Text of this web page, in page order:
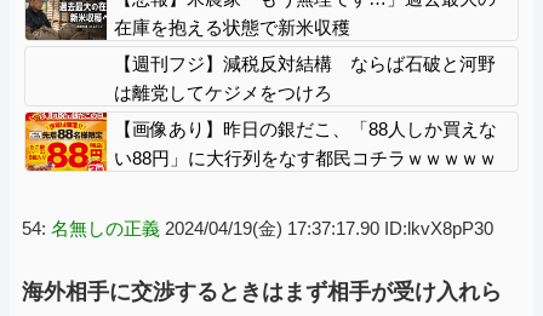
在庫を抱える状態で新米収穫
【週刊フジ】減税反対結構 ならば石破と河野
は離党してケジメをつけろ
【画像あり】昨日の銀だこ、「88人しか買えな
い88円」に大行列をなす都民コチラｗｗｗｗｗ
54: 名無しの正義 2024/04/19(金) 17:37:17.90 ID:lkvX8pP30
海外相手に交渉するときはまず相手が受け入れら